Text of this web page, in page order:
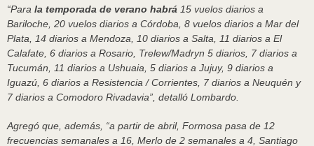
“Para la temporada de verano habrá 15 vuelos diarios a
Bariloche, 20 vuelos diarios a Córdoba, 8 vuelos diarios a Mar del
Plata, 14 diarios a Mendoza, 10 diarios a Salta, 11 diarios a El
Calafate, 6 diarios a Rosario, Trelew/Madryn 5 diarios, 7 diarios a
Tucumán, 11 diarios a Ushuaia, 5 diarios a Jujuy, 9 diarios a
Iguazú, 6 diarios a Resistencia / Corrientes, 7 diarios a Neuquén y
7 diarios a Comodoro Rivadavia”, detalló Lombardo.
Agregó que, además, “a partir de abril, Formosa pasa de 12
frecuencias semanales a 16, Merlo de 2 semanales a 4, Santiago